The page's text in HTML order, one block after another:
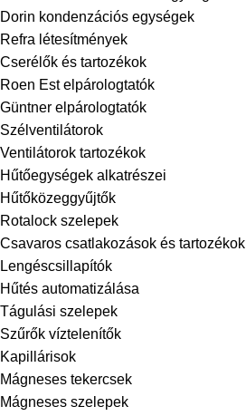
Dorin kondenzációs egységek
Refra létesítmények
Cserélők és tartozékok
Roen Est elpárologtatók
Güntner elpárologtatók
Szélventilátorok
Ventilátorok tartozékok
Hűtőegységek alkatrészei
Hűtőközeggyűjtők
Rotalock szelepek
Csavaros csatlakozások és tartozékok
Lengéscsillapítók
Hűtés automatizálása
Tágulási szelepek
Szűrők víztelenítők
Kapillárisok
Mágneses tekercsek
Mágneses szelepek